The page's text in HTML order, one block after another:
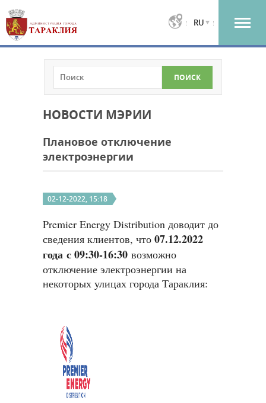
RU
НОВОСТИ МЭРИИ
Плановое отключение
электроэнергии
02-12-2022, 15:18
Premier Energy Distribution доводит до
сведения клиентов, что 07.12.2022
года с 09:30-16:30 возможно
отключение электроэнергии на
некоторых улицах города Тараклия: